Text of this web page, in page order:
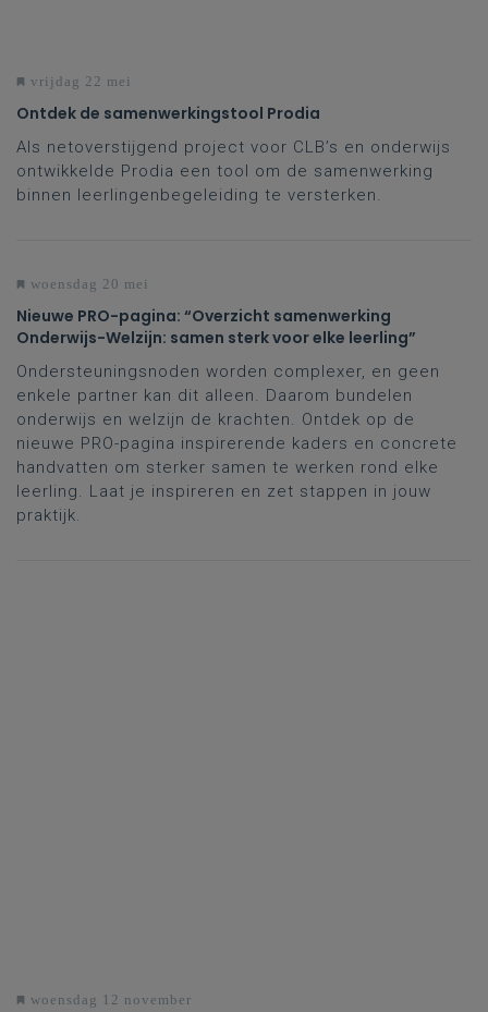
vrijdag 22 mei
Ontdek de samenwerkingstool Prodia
Als netoverstijgend project voor CLB’s en onderwijs
ontwikkelde Prodia een tool om de samenwerking
binnen leerlingenbegeleiding te versterken.
woensdag 20 mei
Nieuwe PRO-pagina: “Overzicht samenwerking
Onderwijs-Welzijn: samen sterk voor elke leerling”
Ondersteuningsnoden worden complexer, en geen
enkele partner kan dit alleen. Daarom bundelen
onderwijs en welzijn de krachten. Ontdek op de
nieuwe PRO-pagina inspirerende kaders en concrete
handvatten om sterker samen te werken rond elke
leerling. Laat je inspireren en zet stappen in jouw
praktijk.
woensdag 12 november